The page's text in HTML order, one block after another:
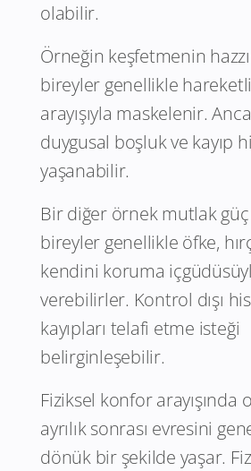
olabilir.
Örneğin keşfetmenin
bireyler genellikle
arayışıyla maskelenir.
duygusal boşluk ve kayıp
yaşanabilir.
Bir diğer örnek mutlak
bireyler genellikle öfke,
kendini koruma
verebilirler. Kontrol dışı
kayıpları telafi etme isteği
belirginleşebilir.
Fiziksel konfor arayışında
ayrılık sonrası evresini
dönük bir şekilde yaşar.